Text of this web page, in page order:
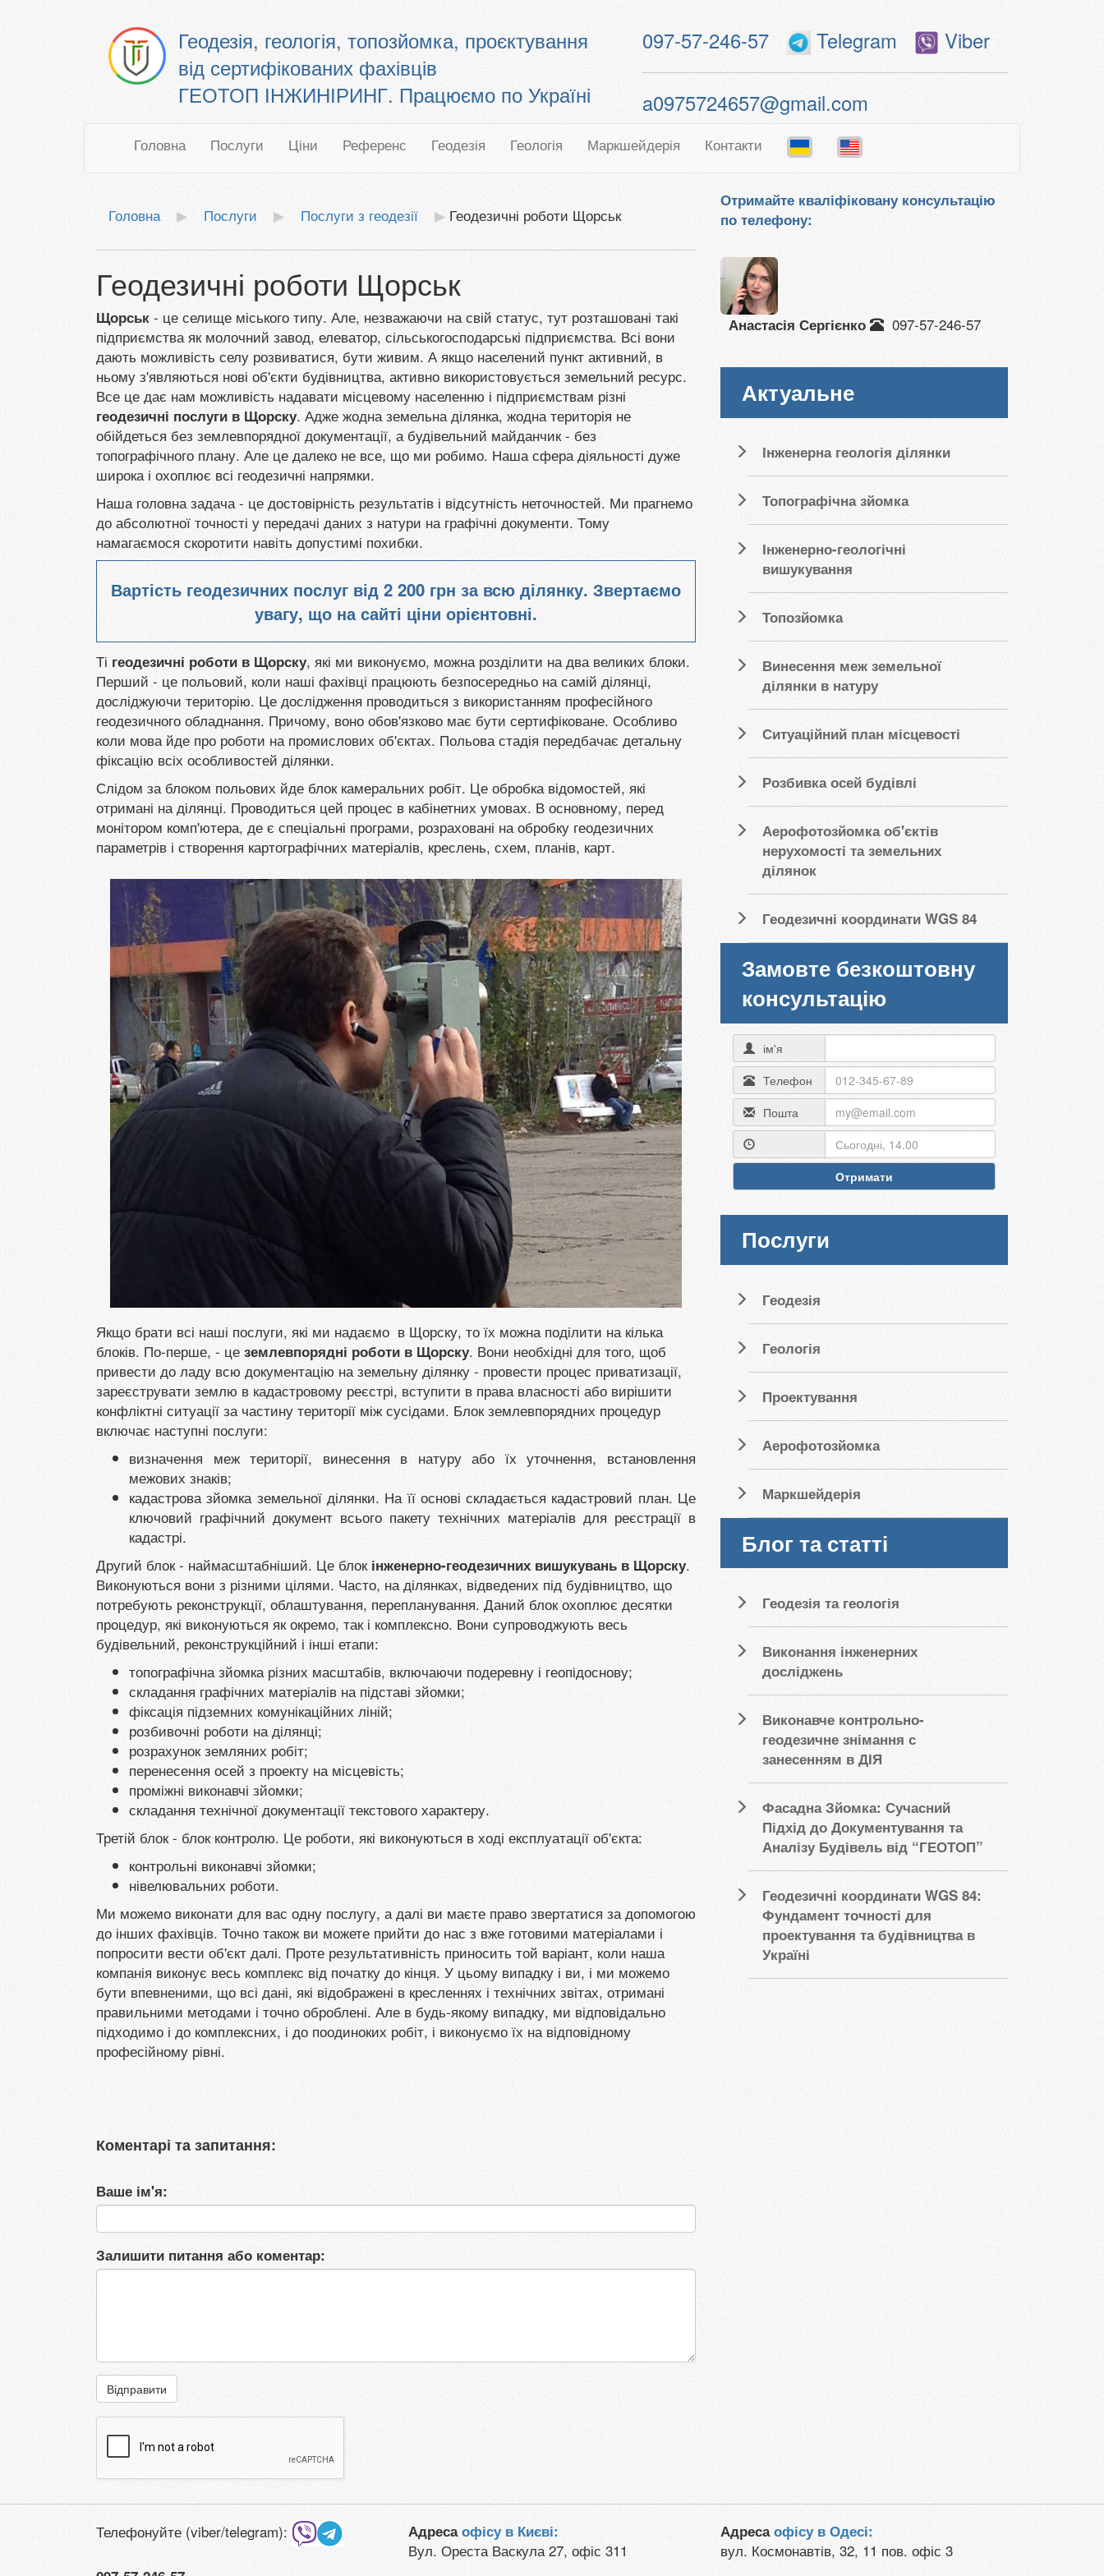
Геодезія, геологія, топозйомка, проєктування
від сертифікованих фахівців
ГЕОТОП ІНЖИНІРИНГ. Працюємо по Україні
097-57-246-57 Telegram Viber
a0975724657@gmail.com
Головна Послуги Ціни Референс Геодезія Геологія Маркшейдерія Контакти
Головна Послуги Послуги з геодезії Геодезичні роботи Щорськ
Геодезичні роботи Щорськ
Щорськ - це селище міського типу. Але, незважаючи на свій статус, тут розташовані такі
підприємства як молочний завод, елеватор, сільськогосподарські підприємства. Всі вони
дають можливість селу розвиватися, бути живим. А якщо населений пункт активний, в
ньому з'являються нові об'єкти будівництва, активно використовується земельний ресурс.
Все це дає нам можливість надавати місцевому населенню і підприємствам різні
геодезичні послуги в Щорску. Адже жодна земельна ділянка, жодна територія не
обійдеться без землевпорядної документації, а будівельний майданчик - без
топографічного плану. Але це далеко не все, що ми робимо. Наша сфера діяльності дуже
широка і охоплює всі геодезичні напрямки.
Наша головна задача - це достовірність результатів і відсутність неточностей. Ми прагнемо
до абсолютної точності у передачі даних з натури на графічні документи. Тому
намагаємося скоротити навіть допустимі похибки.
Вартість геодезичних послуг від 2 200 грн за всю ділянку. Звертаємо
увагу, що на сайті ціни орієнтовні.
Ті геодезичні роботи в Щорску, які ми виконуємо, можна розділити на два великих блоки.
Перший - це польовий, коли наші фахівці працюють безпосередньо на самій ділянці,
досліджуючи територію. Це дослідження проводиться з використанням професійного
геодезичного обладнання. Причому, воно обов'язково має бути сертифіковане. Особливо
коли мова йде про роботи на промислових об'єктах. Польова стадія передбачає детальну
фіксацію всіх особливостей ділянки.
Слідом за блоком польових йде блок камеральних робіт. Це обробка відомостей, які
отримані на ділянці. Проводиться цей процес в кабінетних умовах. В основному, перед
монітором комп'ютера, де є спеціальні програми, розраховані на обробку геодезичних
параметрів і створення картографічних матеріалів, креслень, схем, планів, карт.
Якщо брати всі наші послуги, які ми надаємо в Щорску, то їх можна поділити на кілька
блоків. По-перше, - це землевпорядні роботи в Щорску. Вони необхідні для того, щоб
привести до ладу всю документацію на земельну ділянку - провести процес приватизації,
зареєструвати землю в кадастровому реєстрі, вступити в права власності або вирішити
конфліктні ситуації за частину території між сусідами. Блок землевпорядних процедур
включає наступні послуги:
визначення меж території, винесення в натуру або їх уточнення, встановлення
межових знаків;
кадастрова зйомка земельної ділянки. На її основі складається кадастровий план. Це
ключовий графічний документ всього пакету технічних матеріалів для реєстрації в
кадастрі.
Другий блок - наймасштабніший. Це блок інженерно-геодезичних вишукувань в Щорску.
Виконуються вони з різними цілями. Часто, на ділянках, відведених під будівництво, що
потребують реконструкції, облаштування, перепланування. Даний блок охоплює десятки
процедур, які виконуються як окремо, так і комплексно. Вони супроводжують весь
будівельний, реконструкційний і інші етапи:
топографічна зйомка різних масштабів, включаючи подеревну і геопідоснову;
складання графічних матеріалів на підставі зйомки;
фіксація підземних комунікаційних ліній;
розбивочні роботи на ділянці;
розрахунок земляних робіт;
перенесення осей з проекту на місцевість;
проміжні виконавчі зйомки;
складання технічної документації текстового характеру.
Третій блок - блок контролю. Це роботи, які виконуються в ході експлуатації об'єкта:
контрольні виконавчі зйомки;
нівелювальних роботи.
Ми можемо виконати для вас одну послугу, а далі ви маєте право звертатися за допомогою
до інших фахівців. Точно також ви можете прийти до нас з вже готовими матеріалами і
попросити вести об'єкт далі. Проте результативність приносить той варіант, коли наша
компанія виконує весь комплекс від початку до кінця. У цьому випадку і ви, і ми можемо
бути впевненими, що всі дані, які відображені в кресленнях і технічних звітах, отримані
правильними методами і точно оброблені. Але в будь-якому випадку, ми відповідально
підходимо і до комплексних, і до поодиноких робіт, і виконуємо їх на відповідному
професійному рівні.
Коментарі та запитання:
Ваше ім'я:
Залишити питання або коментар:
Відправити
Отримайте кваліфіковану консультацію
по телефону:
Анастасія Сергієнко 097-57-246-57
Актуальне
Інженерна геологія ділянки
Топографічна зйомка
Інженерно-геологічні
вишукування
Топозйомка
Винесення меж земельної
ділянки в натуру
Ситуаційний план місцевості
Розбивка осей будівлі
Аерофотозйомка об'єктів
нерухомості та земельних
ділянок
Геодезичні координати WGS 84
Замовте безкоштовну
консультацію
ім'я
Телефон
Пошта
Отримати
Послуги
Геодезія
Геологія
Проектування
Аерофотозйомка
Маркшейдерія
Блог та статті
Геодезія та геологія
Виконання інженерних
досліджень
Виконавче контрольно-
геодезичне знімання с
занесенням в ДІЯ
Фасадна Зйомка: Сучасний
Підхід до Документування та
Аналізу Будівель від “ГЕОТОП”
Геодезичні координати WGS 84:
Фундамент точності для
проектування та будівництва в
Україні
Телефонуйте (viber/telegram): Адресаофісу в Києві:
Вул. Ореста Васкула 27, офіс 311
Адресаофісу в Одесі:
вул. Космонавтів, 32, 11 пов. офіс 3